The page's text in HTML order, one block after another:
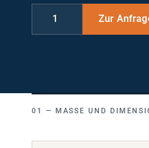
MASSE UND